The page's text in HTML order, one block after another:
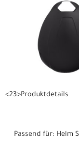
<23>Produktdetails
Passend für: Helm